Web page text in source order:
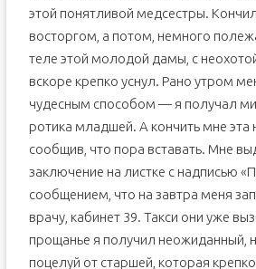
этой понятливой медсестры.
восторгом, а потом, немного
теле этой молодой дамы, с
вскоре крепко уснул. Рано утром
чудесным способом — я получал
ротика младшей. А кончить мне эта
сообщив, что пора вставать. Мне
заключение на листке с надписью
сообщением, что на завтра меня
врачу, кабинет 39. Такси они уже
прощанье я получил неожиданный,
поцелуй от старшей, которая